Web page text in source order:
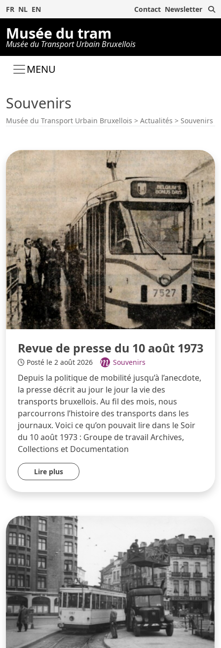
FR NL EN Contact Newsletter
Musée du tram
Musée du Transport Urbain Bruxellois
MENU
Souvenirs
Musée du Transport Urbain Bruxellois > Actualités > Souvenirs
Revue de presse du 10 août 1973
Posté le 2 août 2026 Souvenirs
Depuis la politique de mobilité jusqu’à l’anecdote,
la presse décrit au jour le jour la vie des
transports bruxellois. Au fil des mois, nous
parcourrons l’histoire des transports dans les
journaux. Voici ce qu’on pouvait lire dans le Soir
du 10 août 1973 : Groupe de travail Archives,
Collections et Documentation
Lire plus